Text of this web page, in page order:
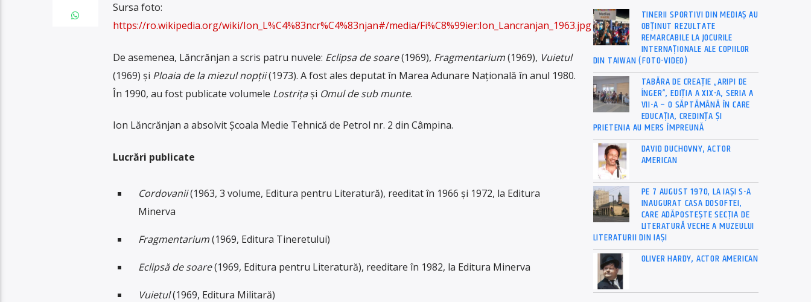
Sursa foto:
https://ro.wikipedia.org/wiki/Ion_L%C4%83ncr%C4%83njan#/media/Fi%C8%99ier:Ion_Lancranjan_1963.jpg
De asemenea, Lăncrănjan a scris patru nuvele: Eclipsa de soare(1969), Fragmentarium(1969), Vuietul
(1969) și Ploaia de la miezul nopții(1973). A fost ales deputat în Marea Adunare Națională în anul 1980.
În 1990, au fost publicate volumele Lostrițași Omul de sub munte.
Ion Lăncrănjan a absolvit Școala Medie Tehnică de Petrol nr. 2 din Câmpina.
Lucrări publicate
Cordovanii(1963, 3 volume, Editura pentru Literatură), reeditat în 1966 și 1972, la Editura
Minerva
Fragmentarium(1969, Editura Tineretului)
Eclipsă de soare(1969, Editura pentru Literatură), reeditare în 1982, la Editura Minerva
Vuietul(1969, Editura Militară)
TINERII SPORTIVI DIN MEDIAȘ AU
OBȚINUT REZULTATE
REMARCABILE LA JOCURILE
INTERNAȚIONALE ALE COPIILOR
DIN TAIWAN (FOTO-VIDEO)
TABĂRA DE CREAȚIE „ARIPI DE
ÎNGER”, EDIȚIA A XIX-A, SERIA A
VII-A – O SĂPTĂMÂNĂ ÎN CARE
EDUCAȚIA, CREDINȚA ȘI
PRIETENIA AU MERS ÎMPREUNĂ
DAVID DUCHOVNY, ACTOR
AMERICAN
PE 7 AUGUST 1970, LA IAŞI S-A
INAUGURAT CASA DOSOFTEI,
CARE ADĂPOSTEŞTE SECŢIA DE
LITERATURĂ VECHE A MUZEULUI
LITERATURII DIN IAŞI
OLIVER HARDY, ACTOR AMERICAN